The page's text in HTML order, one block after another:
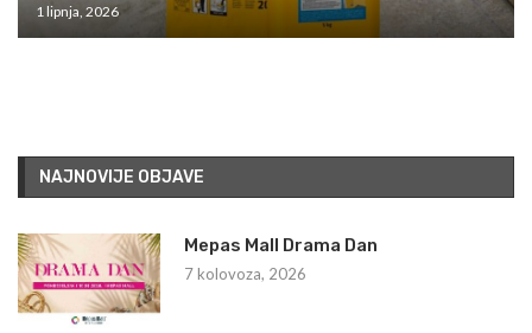
1 lipnja, 2026
NAJNOVIJE OBJAVE
Mepas Mall Drama Dan
7 kolovoza, 2026